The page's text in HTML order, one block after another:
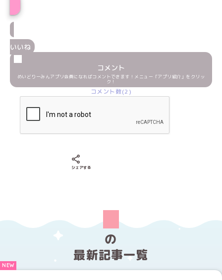
いいね
コメント
めいどりーみんアプリ会員になればコメントできます！メニュー「アプリ紹介」をクリッ
ク！
コメント数(2)
シェアする
の
最新記事一覧